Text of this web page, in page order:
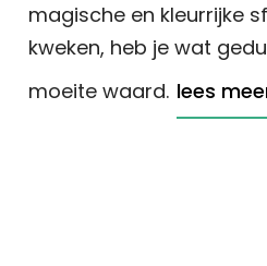
magische en kleurrijke
kweken, heb je wat
moeite waard. lees